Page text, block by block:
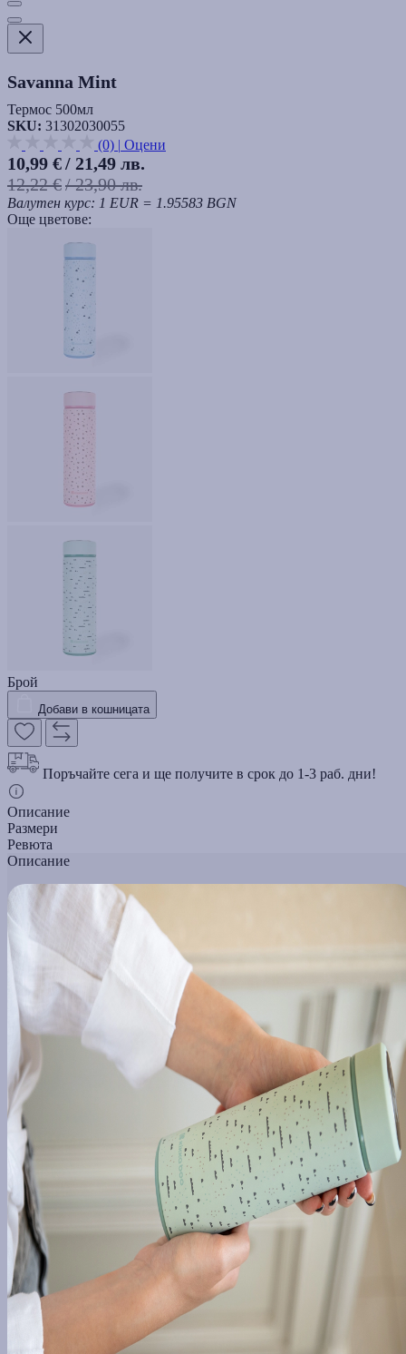
Savanna Mint
Термос 500мл
SKU: 31302030055
(0) | Оцени
10,99 €/ 21,49 лв.
12,22 €/ 23,90 лв.
Валутен курс: 1 EUR = 1.95583 BGN
Още цветове:
Брой
Добави в кошницата
Поръчайте сега и ще получите в срок до 1-3 раб. дни!
Описание
Размери
Ревюта
Описание